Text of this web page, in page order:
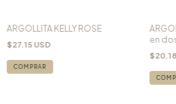
ARGOLLITA KELLY ROSE
$27.15 USD
en